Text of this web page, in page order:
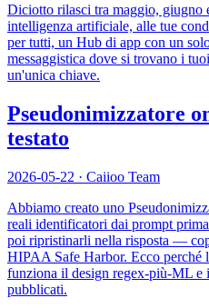
Diciotto rilasci tra maggio,
intelligenza artificiale, alle tue
per tutti, un Hub di app con un
messaggistica dove si trovano i
un'unica chiave.
Pseudonimizzatore
testato
2026-05-22 · Caiioo Team
Abbiamo creato uno
reali identificatori dai prompt
poi ripristinarli nella risposta —
HIPAA Safe Harbor. Ecco perché
funziona il design regex-più-ML e
pubblicati.